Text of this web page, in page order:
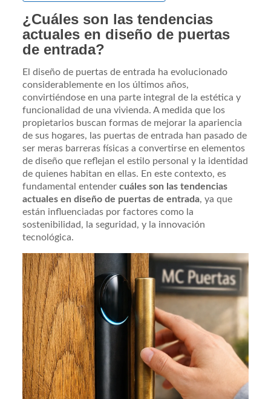
¿Cuáles son las tendencias
actuales en diseño de puertas
de entrada?
El diseño de puertas de entrada ha evolucionado
considerablemente en los últimos años,
convirtiéndose en una parte integral de la estética y
funcionalidad de una vivienda. A medida que los
propietarios buscan formas de mejorar la apariencia
de sus hogares, las puertas de entrada han pasado de
ser meras barreras físicas a convertirse en elementos
de diseño que reflejan el estilo personal y la identidad
de quienes habitan en ellas. En este contexto, es
fundamental entendercuáles son las tendencias
actuales en diseño de puertas de entrada, ya que
están influenciadas por factores como la
sostenibilidad, la seguridad, y la innovación
tecnológica.